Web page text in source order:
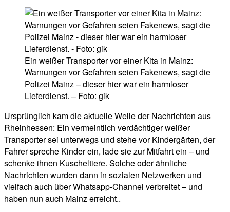
Ein weißer Transporter vor einer Kita in Mainz:
Warnungen vor Gefahren seien Fakenews, sagt die
Polizei Mainz – dieser hier war ein harmloser
Lieferdienst. – Foto: gik
Ursprünglich kam die aktuelle Welle der Nachrichten aus
Rheinhessen: Ein vermeintlich verdächtiger weißer
Transporter sei unterwegs und stehe vor Kindergärten, der
Fahrer spreche Kinder ein, lade sie zur Mitfahrt ein – und
schenke ihnen Kuscheltiere. Solche oder ähnliche
Nachrichten wurden dann in sozialen Netzwerken und
vielfach auch über Whatsapp-Channel verbreitet – und
haben nun auch Mainz erreicht..